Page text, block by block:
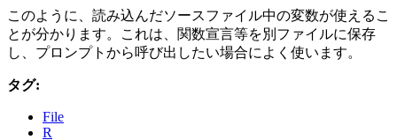
このように、読み込んだソースファイル中の変数が使えるこ
とが分かります。これは、関数宣言等を別ファイルに保存
し、プロンプトから呼び出したい場合によく使います。
タグ:
File
R